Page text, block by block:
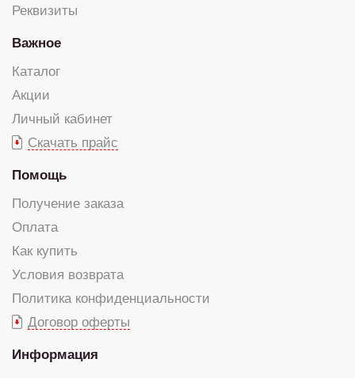
Реквизиты
Важное
Каталог
Акции
Личный кабинет
Скачать прайс
Помощь
Получение заказа
Оплата
Как купить
Условия возврата
Политика конфиденциальности
Договор оферты
Информация